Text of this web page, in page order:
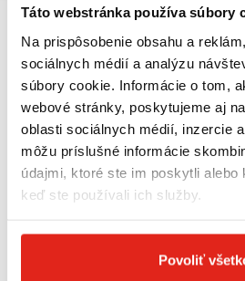
Táto webstránka používa súbory
Na prispôsobenie obsahu a
sociálnych médií a analýzu
súbory cookie. Informácie o tom,
webové stránky, poskytujeme aj
oblasti sociálnych médií, inzercie
môžu príslušné informácie
údajmi, ktoré ste im poskytli alebo
keď ste používali ich služby.
Povoliť
karabína vodítka. Obojok sa tak v
Obojok je vyrobený z materiálov
a ľahko čistiteľné. Obojok navyše
O-krúžok na uchytenie známok, alebo
Vlastnosti:
Dva D-krúžky z nehrdzavejúcej ocele
ktoré redukujú tlak na rýchloupínaciu
Všité reflexné lemovanie pre bezpečnosť